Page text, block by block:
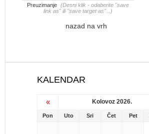
Preuzimanje (Desni klik - odaberite "save
link as" ili "save target as"...)
nazad na vrh
KALENDAR
« Kolovoz 2026.
Pon Uto Sri Čet Pet